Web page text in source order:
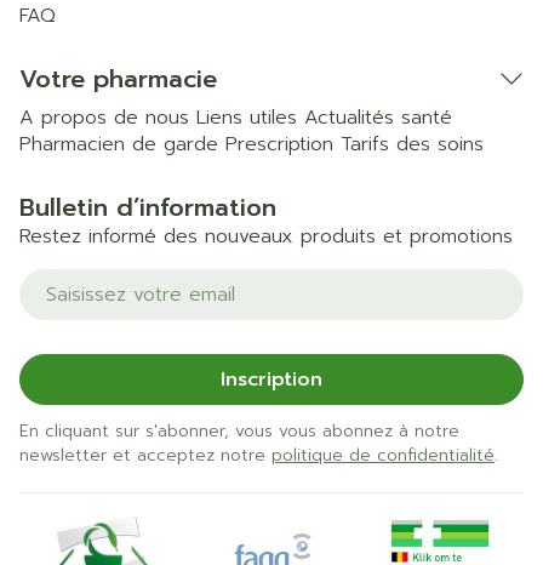
FAQ
Votre pharmacie
A propos de nous Liens utiles Actualités santé
Pharmacien de garde Prescription Tarifs des soins
Bulletin d’information
Restez informé des nouveaux produits et promotions
Adresse mail
Inscription
En cliquant sur s'abonner, vous vous abonnez à notre
newsletter et acceptez notre politique de confidentialité.